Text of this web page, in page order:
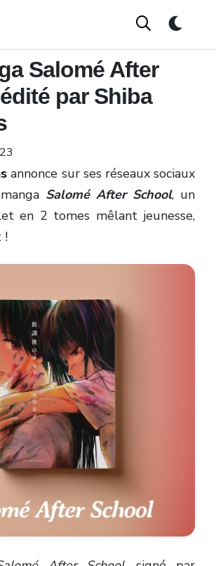
Salomé After
par Shiba
annonce sur ses réseaux sociaux
Salomé After School, un
en 2 tomes mêlant jeunesse,
!